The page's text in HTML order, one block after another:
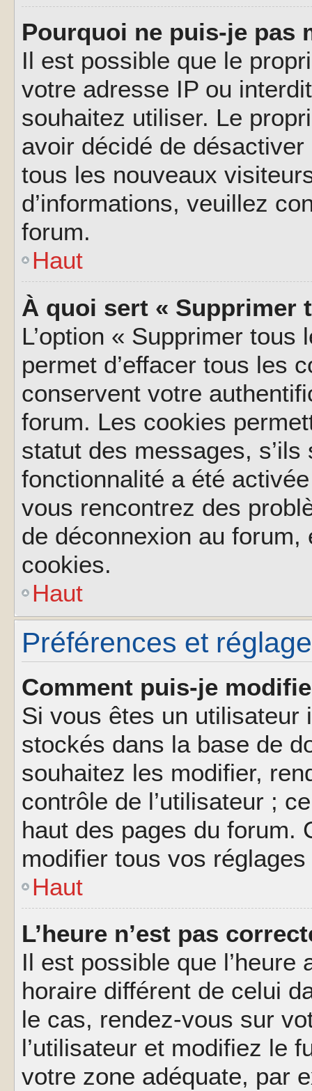
Pourquoi ne puis-je pas
Il est possible que le
votre adresse IP ou
souhaitez utiliser. Le
avoir décidé de
tous les nouveaux
d’informations, veuillez
forum.
Haut
À quoi sert « Supprimer
L’option « Supprimer
permet d’effacer tous les
conservent votre
forum. Les cookies
statut des messages,
fonctionnalité a été
vous rencontrez des
de déconnexion au
cookies.
Haut
Préférences et
Comment puis-je
Si vous êtes un
stockés dans la base de
souhaitez les modifier,
contrôle de l’utilisateur ;
haut des pages du forum.
modifier tous vos
Haut
L’heure n’est pas
Il est possible que
horaire différent de celui
le cas, rendez-vous sur
l’utilisateur et modifiez le
votre zone adéquate, par